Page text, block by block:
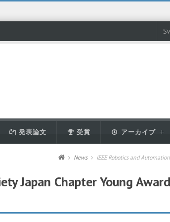
発表論文 受賞 アーカイブ
News IEEE Robotics and
Japan Chapter Young Award